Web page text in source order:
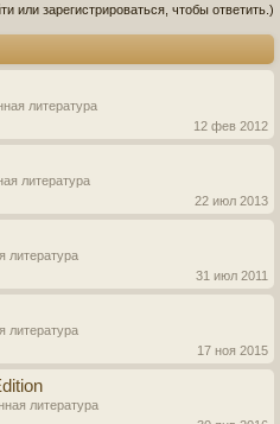
или зарегистрироваться, чтобы ответить.)
литература
12 фев 2012
литература
22 июл 2013
литература
31 июл 2011
литература
17 ноя 2015
литература